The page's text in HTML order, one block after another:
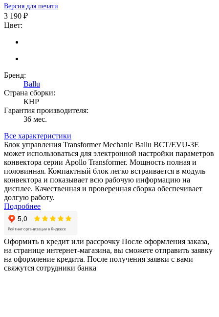
Версия для печати
3 190 ₽
Цвет:
Бренд:
Ballu
Страна сборки:
КНР
Гарантия производителя:
36 мес.
Все характеристики
Блок управления Transformer Mechanic Ballu BCT/EVU-3E
может использоваться для электронной настройки параметров
конвектора серии Apollo Transformer. Мощность полная и
половинная. Компактный блок легко встраивается в модуль
конвектора и показывает всю рабочую информацию на
дисплее. Качественная и проверенная сборка обеспечивает
долгую работу.
Подробнее
Оформить в кредит или рассрочку После оформления заказа,
на странице интернет-магазина, вы сможете отправить заявку
на оформление кредита. После получения заявки с вами
свяжутся сотрудники банка